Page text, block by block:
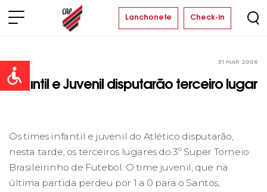
Open toolbar
Lanchonete Check-in
31 MAR 2006
Infantil e Juvenil disputarão terceiro lugar
Os times infantil e juvenil do Atlético disputarão,
nesta tarde, os terceiros lugares do 3º Super Torneio
Brasileirinho de Futebol. O time juvenil, que na
última partida perdeu por 1 a 0 para o Santos,